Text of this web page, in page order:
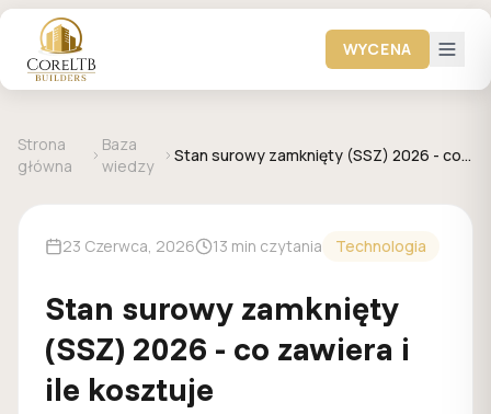
WYCENA
Strona
główna
Baza
wiedzy
Stan surowy zamknięty (SSZ) 2026 - co
23 Czerwca, 2026 13 min czytania Technologia
Stan surowy zamknięty
(SSZ) 2026 - co zawiera i
ile kosztuje